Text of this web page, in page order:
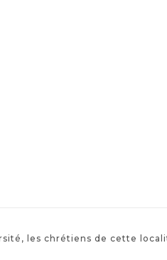
les chrétiens de cette